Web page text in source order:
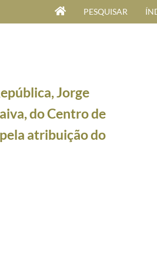
PESQUISAR
solidariedade por ocasião de tentativa de
homenagem a Sophia de Mello Breyner, em Bordéus
concedido pela Universidade de
Tavares Rodrigues
da Associação Portuguesa de Escritores
de Ensaio da APE
Jorge
do Centro de
atribuição do